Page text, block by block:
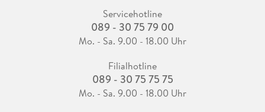
Servicehotline
089 - 30 75 79 00
Mo. - Sa. 9.00 - 18.00 Uhr
Filialhotline
089 - 30 75 75 75
Mo. - Sa. 9.00 - 18.00 Uhr